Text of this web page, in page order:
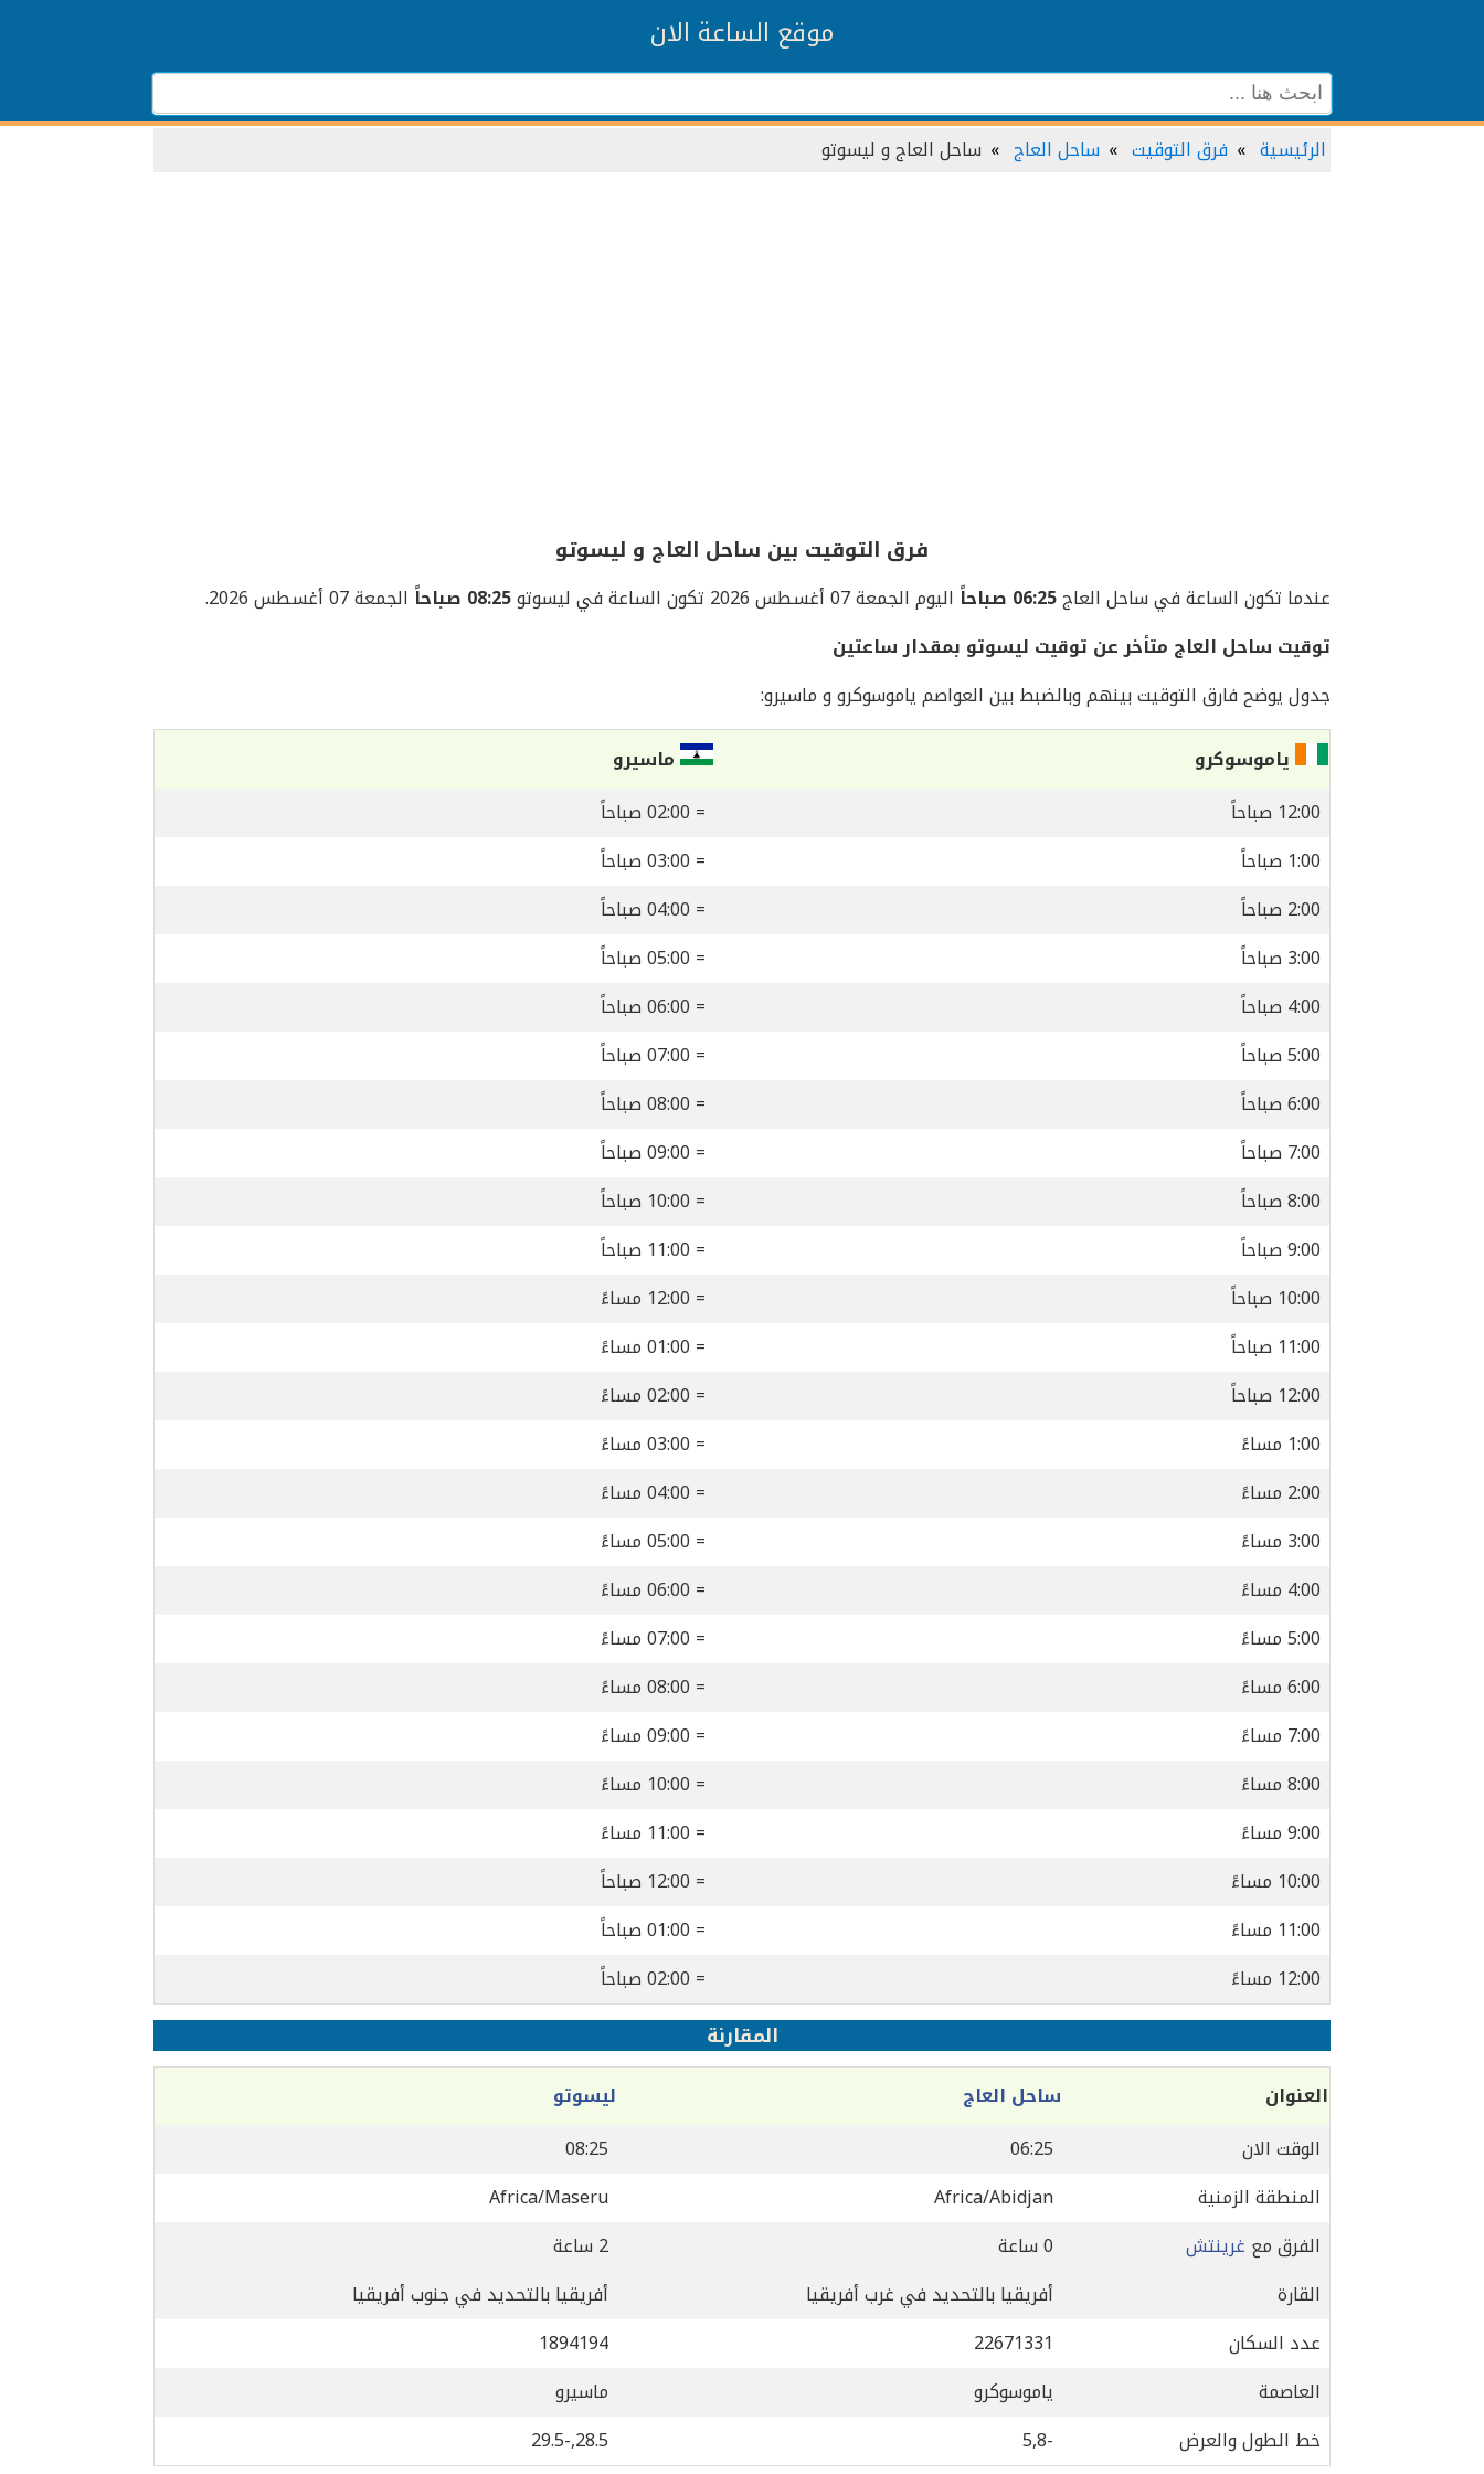
موقع الساعة الان
الرئيسية فرق التوقيت ساحل العاج ساحل العاج و ليسوتو
فرق التوقيت بين ساحل العاج و ليسوتو
عندما تكون الساعة في ساحل العاج06:25 صباحاً اليوم الجمعة 07 أغسطس 2026 تكون الساعة في ليسوتو 08:25 صباحاً
الجمعة 07 أغسطس 2026.
توقيت ساحل العاج متأخر عن توقيت ليسوتو بمقدار ساعتين
جدول يوضح فارق التوقيت بينهم وبالضبط بين العواصم ياموسوكرو و ماسيرو:
ياموسوكرو
ماسيرو
12:00 صباحاً
= 02:00 صباحاً
1:00 صباحاً
= 03:00 صباحاً
2:00 صباحاً
= 04:00 صباحاً
3:00 صباحاً
= 05:00 صباحاً
4:00 صباحاً
= 06:00 صباحاً
5:00 صباحاً
= 07:00 صباحاً
6:00 صباحاً
= 08:00 صباحاً
7:00 صباحاً
= 09:00 صباحاً
8:00 صباحاً
= 10:00 صباحاً
9:00 صباحاً
= 11:00 صباحاً
10:00 صباحاً
= 12:00 مساءً
11:00 صباحاً
= 01:00 مساءً
12:00 صباحاً
= 02:00 مساءً
1:00 مساءً
= 03:00 مساءً
2:00 مساءً
= 04:00 مساءً
3:00 مساءً
= 05:00 مساءً
4:00 مساءً
= 06:00 مساءً
5:00 مساءً
= 07:00 مساءً
6:00 مساءً
= 08:00 مساءً
7:00 مساءً
= 09:00 مساءً
8:00 مساءً
= 10:00 مساءً
9:00 مساءً
= 11:00 مساءً
10:00 مساءً
= 12:00 صباحاً
11:00 مساءً
= 01:00 صباحاً
12:00 مساءً
= 02:00 صباحاً
المقارنة
العنوان ساحل العاج
ليسوتو
الوقت الان
06:25
08:25
المنطقة الزمنية
Africa/Abidjan
Africa/Maseru
الفرق مع غرينتش 0 ساعة
2 ساعة
القارة
أفريقيا بالتحديد في غرب أفريقيا
أفريقيا بالتحديد في جنوب أفريقيا
عدد السكان
22671331
1894194
العاصمة
ياموسوكرو
ماسيرو
خط الطول والعرض
-5,8
28.5,-29.5